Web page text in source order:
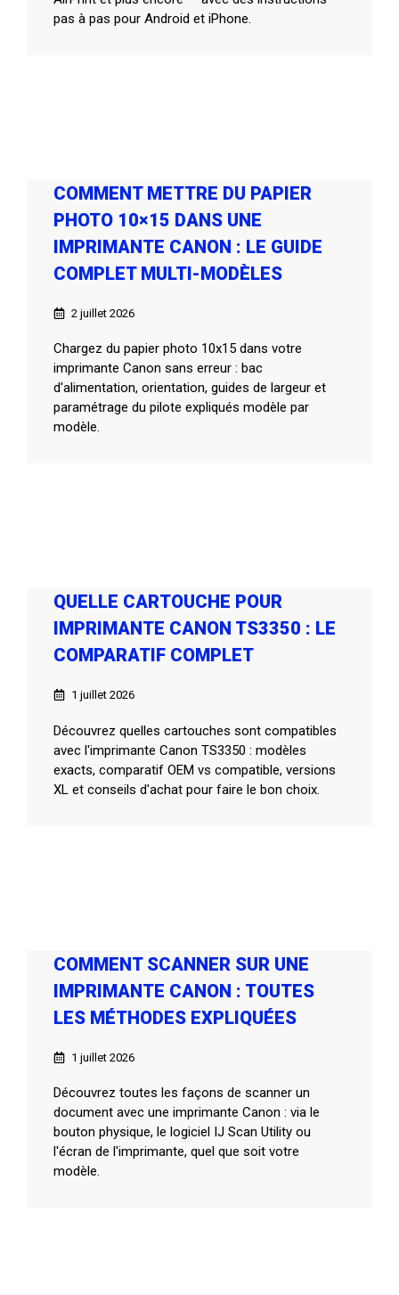
pas à pas pour Android et iPhone.
COMMENT METTRE DU PAPIER
PHOTO 10×15 DANS UNE
IMPRIMANTE CANON : LE GUIDE
COMPLET MULTI-MODÈLES
2 juillet 2026
Chargez du papier photo 10x15 dans votre
imprimante Canon sans erreur : bac
d'alimentation, orientation, guides de largeur et
paramétrage du pilote expliqués modèle par
modèle.
QUELLE CARTOUCHE POUR
IMPRIMANTE CANON TS3350 : LE
COMPARATIF COMPLET
1 juillet 2026
Découvrez quelles cartouches sont compatibles
avec l'imprimante Canon TS3350 : modèles
exacts, comparatif OEM vs compatible, versions
XL et conseils d'achat pour faire le bon choix.
COMMENT SCANNER SUR UNE
IMPRIMANTE CANON : TOUTES
LES MÉTHODES EXPLIQUÉES
1 juillet 2026
Découvrez toutes les façons de scanner un
document avec une imprimante Canon : via le
bouton physique, le logiciel IJ Scan Utility ou
l'écran de l'imprimante, quel que soit votre
modèle.